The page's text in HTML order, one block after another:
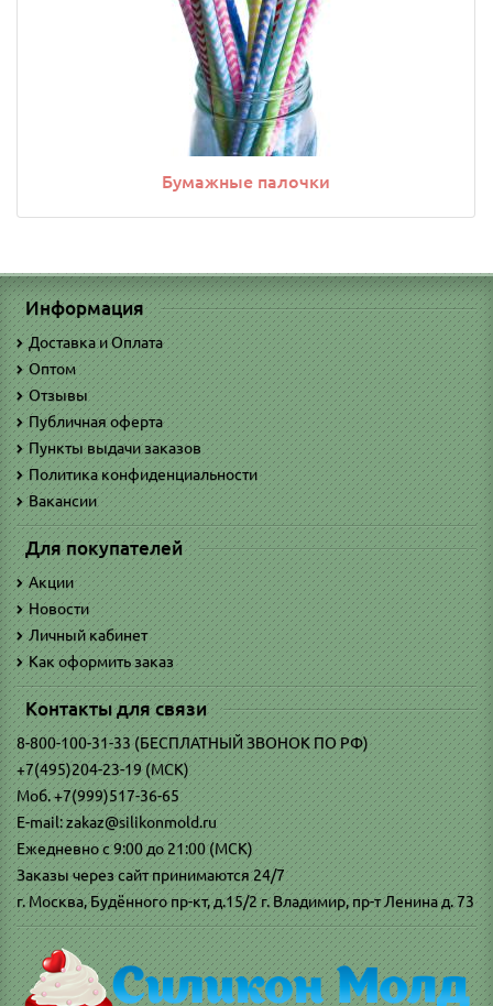
Бумажные палочки
Информация
Доставка и Оплата
Оптом
Отзывы
Публичная оферта
Пункты выдачи заказов
Политика конфиденциальности
Вакансии
Для покупателей
Акции
Новости
Личный кабинет
Как оформить заказ
Контакты для связи
8-800-100-31-33 (БЕСПЛАТНЫЙ ЗВОНОК ПО РФ)
+7(495)204-23-19 (МСК)
Моб. +7(999)517-36-65
E-mail: zakaz@silikonmold.ru
Ежедневно с 9:00 до 21:00 (МСК)
Заказы через сайт принимаются 24/7
г. Москва, Будённого пр-кт, д.15/2 г. Владимир, пр-т Ленина д. 73